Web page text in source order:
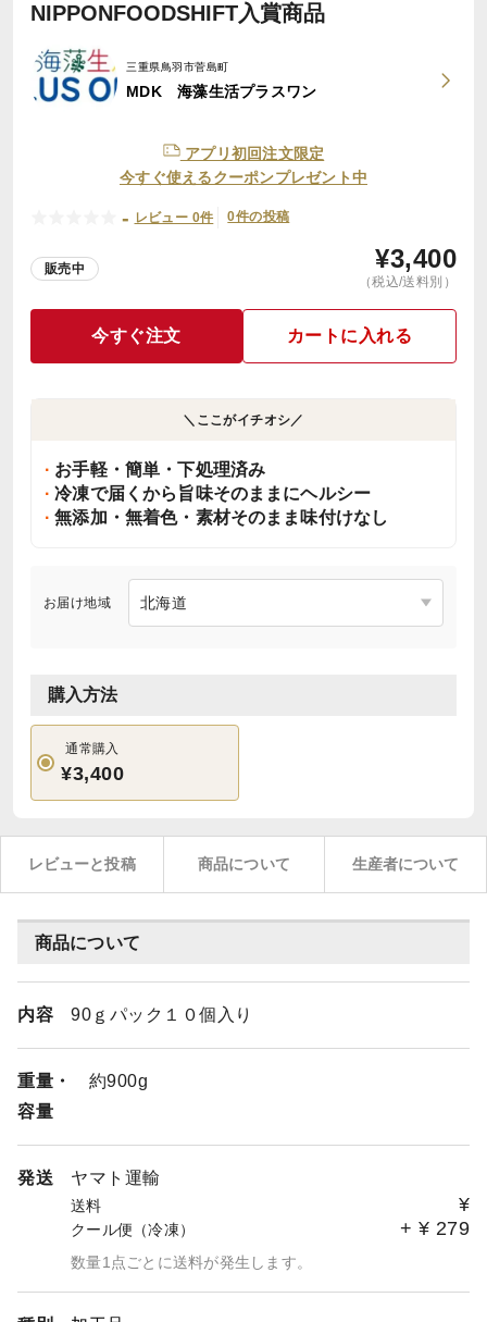
NIPPONFOODSHIFT入賞商品
三重県鳥羽市菅島町
MDK 海藻生活プラスワン
アプリ初回注文限定
今すぐ使えるクーポンプレゼント中
- レビュー 0件 0件の投稿
販売中 ¥3,400
（税込/送料別）
今すぐ注文 カートに入れる
＼ここがイチオシ／
お手軽・簡単・下処理済み
冷凍で届くから旨味そのままにヘルシー
無添加・無着色・素材そのまま味付けなし
お届け地域
購入方法
通常購入
¥3,400
レビューと投稿 商品について 生産者について
商品について
内容 90ｇパック１０個入り
重量・
容量
約900g
発送 ヤマト運輸
送料 ¥
クール便（冷凍） + ¥ 279
数量1点ごとに送料が発生します。